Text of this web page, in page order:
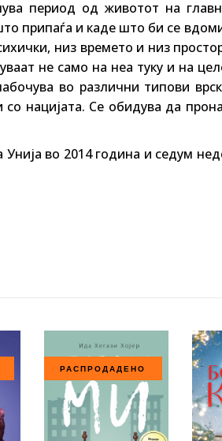
период од животот на
припаѓа и каде што би се
низ времето и низ
не само на неа туку и на
во различни типови
со нацијата. Се обидува да
во 2014 година и седум
РАСПРОДАДЕНО